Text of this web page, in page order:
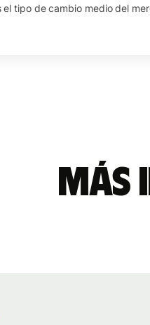
el tipo de cambio medio del